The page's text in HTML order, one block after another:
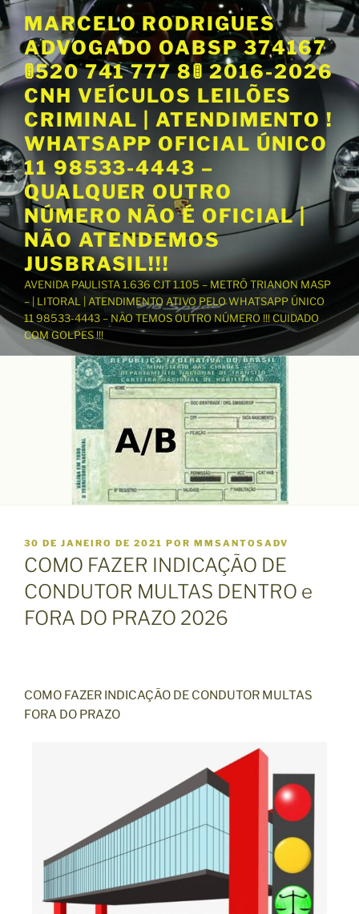
P
u
a
r
r
a
o
c
o
n
t
ú
d
MARCELO RODRIGUES
ADVOGADO OABSP 374167
🚦520 741 777 8🚦 2016-2026
CNH VEÍCULOS LEILÕES
CRIMINAL | ATENDIMENTO !
WHATSAPP OFICIAL ÚNICO
11 98533-4443 –
QUALQUER OUTRO
NÚMERO NÃO É OFICIAL |
NÃO ATENDEMOS
JUSBRASIL!!!
AVENIDA PAULISTA 1.636 CJT 1.105 – METRÔ TRIANON MASP
– | LITORAL | ATENDIMENTO ATIVO PELO WHATSAPP ÚNICO
11 98533-4443 – NÃO TEMOS OUTRO NÚMERO !!! CUIDADO
COM GOLPES !!!
P
U
B
L
I
C
A
30 DE JANEIRO DE 2021 POR MMSANTOSADV
COMO FAZER INDICAÇÃO DE
CONDUTOR MULTAS DENTRO e
FORA DO PRAZO 2026
COMO FAZER INDICAÇÃO DE CONDUTOR MULTAS
FORA DO PRAZO